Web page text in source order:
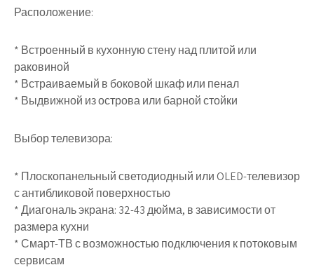
Расположение:
* Встроенный в кухонную стену над плитой или
раковиной
* Встраиваемый в боковой шкаф или пенал
* Выдвижной из острова или барной стойки
Выбор телевизора:
* Плоскопанельный светодиодный или OLED-телевизор
с антибликовой поверхностью
* Диагональ экрана: 32-43 дюйма, в зависимости от
размера кухни
* Смарт-ТВ с возможностью подключения к потоковым
сервисам